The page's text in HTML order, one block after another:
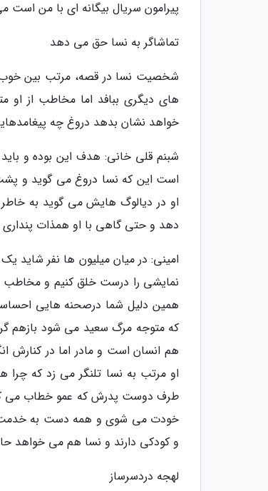
پیرامون سریال بیگانه ای با من است
تماشاگر به نسا حق می دهد
شخصیت نسا در قصه، مرتب بین خوب
های دیگری ببافد اما مخاطب از
خواهد نشان بدهد دروغ چه
شبنم قلی خانی: هدف این بوده و
است این که نسا دروغ می گوید و
او در دیالوگ هایش می گوید به
دهد و حتی گاهی با او همذات پنداری
امینی: در میان میلیون ها نفر شاید
نمایشی را درست خلق کنیم و مخاطب
همین دلیل شما درصحنه هایی
که متوجه مرگ سعید می شود بازهم
هم انسان است و مادر اما در کنارش
او مرتب به نسا تلنگر می زد که چرا
طرف دوست پدرش که عمو خطاب می
خودت می شوی و همه دست به خدمت
و کودکی دارند و نسا هم می خواهد
لهجه دردسرساز